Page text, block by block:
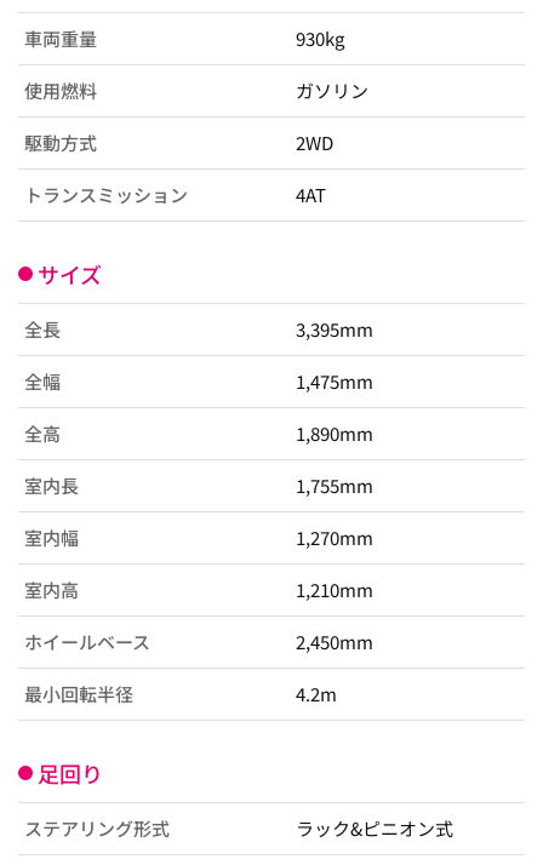
車両重量 930kg
使用燃料 ガソリン
駆動方式 2WD
トランスミッション 4AT
サイズ
全長 3,395mm
全幅 1,475mm
全高 1,890mm
室内長 1,755mm
室内幅 1,270mm
室内高 1,210mm
ホイールベース 2,450mm
最小回転半径 4.2m
足回り
ステアリング形式 ラック&ピニオン式